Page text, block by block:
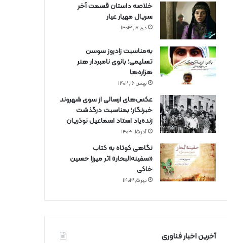
خلاصه داستان قسمت آخر
سریال مهیار عیار
دی ۱۷, ۱۴۰۳
به‌مناسبت زادروز سوسن
تسلیمی؛ بانوی نامبردار هنر
هزاره‌ها
بهمن ۱۶, ۱۴۰۲
عکس‌های ارسالی از سوی شهروند
خبرنگار؛ بمناسبت درگذشت
زنده‌یاد استاد اسماعیل نوذریان
آذر ۱۵, ۱۴۰۳
نگاهی کوتاه به کتاب
«سفینه‌البحار» اثر میرزا حسین
خاکی
تیر ۵, ۱۴۰۳
آخرین اخبار فناوری